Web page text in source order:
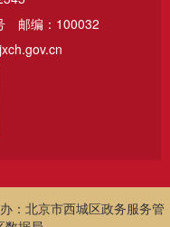
邮编：100032
：北京市西城区政务服务管